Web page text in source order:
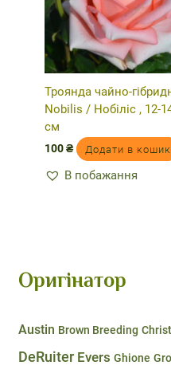
Троянда чайно-
Nobilis / Нобіліс , 12-
см
100₴ Додати в кошик
В побажання
Оригінатор
Austin Brown Breeding
DeRuiter Evers Ghione